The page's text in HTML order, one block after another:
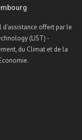
d'assistance offert par le
(LIST) -
du Climat et de la